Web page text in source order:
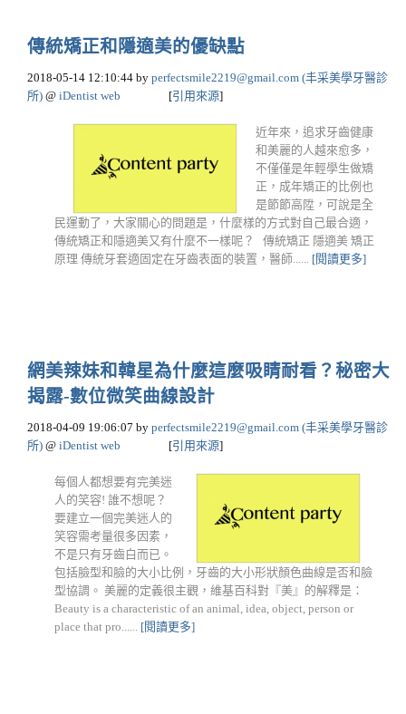
傳統矯正和隱適美的優缺點
2018-05-14 12:10:44 by perfectsmile2219@gmail.com (丰采美學牙醫診
所) @ iDentist web [引用來源]
近年來，追求牙齒健康
和美麗的人越來愈多，
不僅僅是年輕學生做矯
正，成年矯正的比例也
是節節高陞，可說是全
民運動了，大家關心的問題是，什麼樣的方式對自己最合適，
傳統矯正和隱適美又有什麼不一樣呢？ 傳統矯正 隱適美 矯正
原理 傳統牙套適固定在牙齒表面的裝置，醫師...... [閱讀更多]
網美辣妹和韓星為什麼這麼吸睛耐看？秘密大
揭露-數位微笑曲線設計
2018-04-09 19:06:07 by perfectsmile2219@gmail.com (丰采美學牙醫診
所) @ iDentist web [引用來源]
每個人都想要有完美迷
人的笑容! 誰不想呢？
要建立一個完美迷人的
笑容需考量很多因素，
不是只有牙齒白而已。
包括臉型和臉的大小比例，牙齒的大小形狀顏色曲線是否和臉
型協調。 美麗的定義很主觀，維基百科對『美』的解釋是：
Beauty is a characteristic of an animal, idea, object, person or
place that pro...... [閱讀更多]